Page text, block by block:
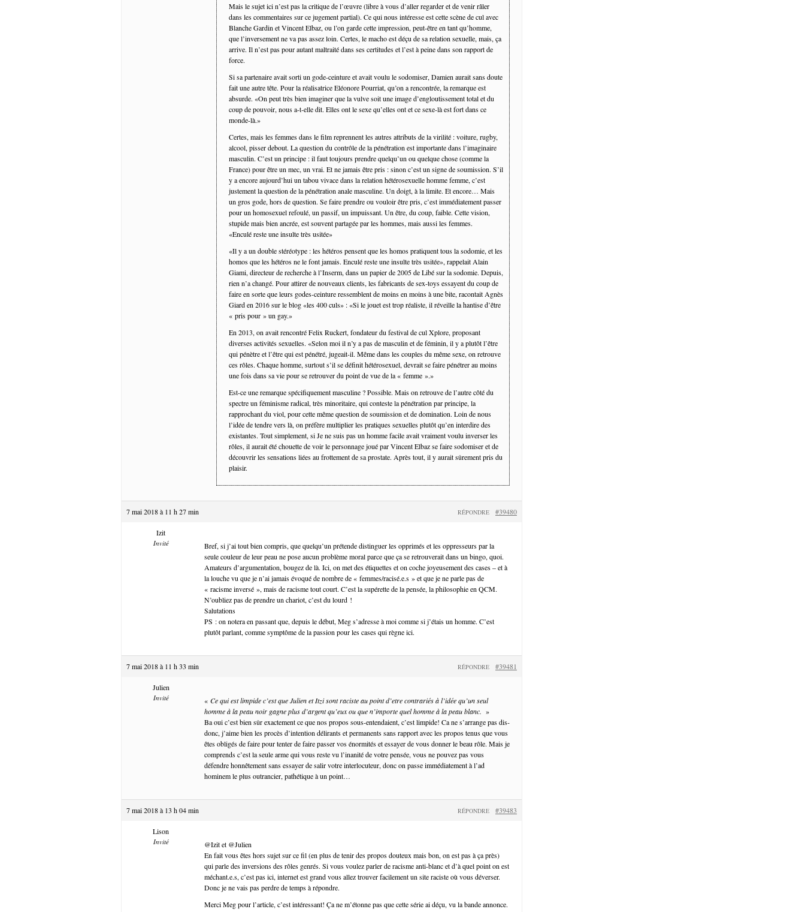
Mais le sujet ici n’est pas la critique de l’œuvre (libre à vous d’aller regarder et de venir râler
dans les commentaires sur ce jugement partial). Ce qui nous intéresse est cette scène de cul avec
Blanche Gardin et Vincent Elbaz, ou l’on garde cette impression, peut-être en tant qu’homme,
que l’inversement ne va pas assez loin. Certes, le macho est déçu de sa relation sexuelle, mais, ça
arrive. Il n’est pas pour autant maltraité dans ses certitudes et l’est à peine dans son rapport de
force.
Si sa partenaire avait sorti un gode-ceinture et avait voulu le sodomiser, Damien aurait sans doute
fait une autre tête. Pour la réalisatrice Eléonore Pourriat, qu’on a rencontrée, la remarque est
absurde. «On peut très bien imaginer que la vulve soit une image d’engloutissement total et du
coup de pouvoir, nous a-t-elle dit. Elles ont le sexe qu’elles ont et ce sexe-là est fort dans ce
monde-là.»
Certes, mais les femmes dans le film reprennent les autres attributs de la virilité : voiture, rugby,
alcool, pisser debout. La question du contrôle de la pénétration est importante dans l’imaginaire
masculin. C’est un principe : il faut toujours prendre quelqu’un ou quelque chose (comme la
France) pour être un mec, un vrai. Et ne jamais être pris : sinon c’est un signe de soumission. S’il
y a encore aujourd’hui un tabou vivace dans la relation hétérosexuelle homme femme, c’est
justement la question de la pénétration anale masculine. Un doigt, à la limite. Et encore… Mais
un gros gode, hors de question. Se faire prendre ou vouloir être pris, c’est immédiatement passer
pour un homosexuel refoulé, un passif, un impuissant. Un être, du coup, faible. Cette vision,
stupide mais bien ancrée, est souvent partagée par les hommes, mais aussi les femmes.
«Enculé reste une insulte très usitée»
«Il y a un double stéréotype : les hétéros pensent que les homos pratiquent tous la sodomie, et les
homos que les hétéros ne le font jamais. Enculé reste une insulte très usitée», rappelait Alain
Giami, directeur de recherche à l’Inserm, dans un papier de 2005 de Libé sur la sodomie. Depuis,
rien n’a changé. Pour attirer de nouveaux clients, les fabricants de sex-toys essayent du coup de
faire en sorte que leurs godes-ceinture ressemblent de moins en moins à une bite, racontait Agnès
Giard en 2016 sur le blog «les 400 culs» : «Si le jouet est trop réaliste, il réveille la hantise d’être
« pris pour » un gay.»
En 2013, on avait rencontré Felix Ruckert, fondateur du festival de cul Xplore, proposant
diverses activités sexuelles. «Selon moi il n’y a pas de masculin et de féminin, il y a plutôt l’être
qui pénètre et l’être qui est pénétré, jugeait-il. Même dans les couples du même sexe, on retrouve
ces rôles. Chaque homme, surtout s’il se définit hétérosexuel, devrait se faire pénétrer au moins
une fois dans sa vie pour se retrouver du point de vue de la « femme ».»
Est-ce une remarque spécifiquement masculine ? Possible. Mais on retrouve de l’autre côté du
spectre un féminisme radical, très minoritaire, qui conteste la pénétration par principe, la
rapprochant du viol, pour cette même question de soumission et de domination. Loin de nous
l’idée de tendre vers là, on préfère multiplier les pratiques sexuelles plutôt qu’en interdire des
existantes. Tout simplement, si Je ne suis pas un homme facile avait vraiment voulu inverser les
rôles, il aurait été chouette de voir le personnage joué par Vincent Elbaz se faire sodomiser et de
découvrir les sensations liées au frottement de sa prostate. Après tout, il y aurait sûrement pris du
plaisir.
7 mai 2018 à 11 h 27 min #39480
RÉPONDRE
Izit
Invité
Bref, si j’ai tout bien compris, que quelqu’un prétende distinguer les opprimés et les oppresseurs par la
seule couleur de leur peau ne pose aucun problème moral parce que ça se retrouverait dans un bingo, quoi.
Amateurs d’argumentation, bougez de là. Ici, on met des étiquettes et on coche joyeusement des cases – et à
la louche vu que je n’ai jamais évoqué de nombre de « femmes/racisé.e.s » et que je ne parle pas de
« racisme inversé », mais de racisme tout court. C’est la supérette de la pensée, la philosophie en QCM.
N’oubliez pas de prendre un chariot, c’est du lourd !
Salutations
PS : on notera en passant que, depuis le début, Meg s’adresse à moi comme si j’étais un homme. C’est
plutôt parlant, comme symptôme de la passion pour les cases qui règne ici.
7 mai 2018 à 11 h 33 min #39481
RÉPONDRE
Julien
Invité « Ce qui est limpide c’est que Julien et Itzi sont raciste au point d’etre contrariés à l’idée qu’un seul
homme à la peau noir gagne plus d’argent qu’eux ou que n’importe quel homme à la peau blanc. »
Ba oui c’est bien sûr exactement ce que nos propos sous-entendaient, c’est limpide! Ca ne s’arrange pas dis-
donc, j’aime bien les procès d’intention délirants et permanents sans rapport avec les propos tenus que vous
êtes obligés de faire pour tenter de faire passer vos énormités et essayer de vous donner le beau rôle. Mais je
comprends c’est la seule arme qui vous reste vu l’inanité de votre pensée, vous ne pouvez pas vous
défendre honnêtement sans essayer de salir votre interlocuteur, donc on passe immédiatement à l’ad
hominem le plus outrancier, pathétique à un point…
7 mai 2018 à 13 h 04 min #39483
RÉPONDRE
Lison
Invité
@Izit et @Julien
En fait vous êtes hors sujet sur ce fil (en plus de tenir des propos douteux mais bon, on est pas à ça près)
qui parle des inversions des rôles genrés. Si vous voulez parler de racisme anti-blanc et d’à quel point on est
méchant.e.s, c’est pas ici, internet est grand vous allez trouver facilement un site raciste où vous déverser.
Donc je ne vais pas perdre de temps à répondre.
Merci Meg pour l’article, c’est intéressant! Ça ne m’étonne pas que cette série ai déçu, vu la bande annonce.